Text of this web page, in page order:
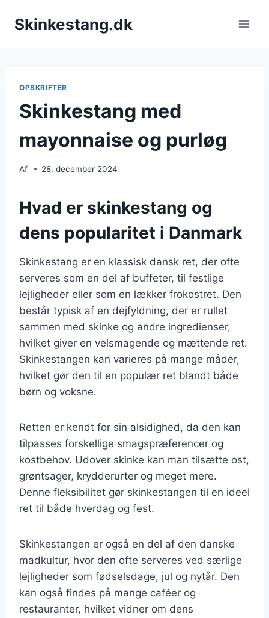
Skinkestang.dk
OPSKRIFTER
Skinkestang med
mayonnaise og purløg
Af 28. december 2024
Hvad er skinkestang og
dens popularitet i Danmark
Skinkestang er en klassisk dansk ret, der ofte
serveres som en del af buffeter, til festlige
lejligheder eller som en lækker frokostret. Den
består typisk af en dejfyldning, der er rullet
sammen med skinke og andre ingredienser,
hvilket giver en velsmagende og mættende ret.
Skinkestangen kan varieres på mange måder,
hvilket gør den til en populær ret blandt både
børn og voksne.
Retten er kendt for sin alsidighed, da den kan
tilpasses forskellige smagspræferencer og
kostbehov. Udover skinke kan man tilsætte ost,
grøntsager, krydderurter og meget mere.
Denne fleksibilitet gør skinkestangen til en ideel
ret til både hverdag og fest.
Skinkestangen er også en del af den danske
madkultur, hvor den ofte serveres ved særlige
lejligheder som fødselsdage, jul og nytår. Den
kan også findes på mange caféer og
restauranter, hvilket vidner om dens